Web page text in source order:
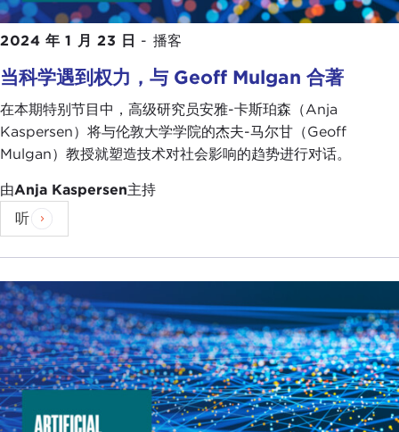
2024 年 1 月 23 日 - 播客
当科学遇到权力，与 Geoff Mulgan 合著
在本期特别节目中，高级研究员安雅-卡斯珀森（Anja
Kaspersen）将与伦敦大学学院的杰夫-马尔甘（Geoff
Mulgan）教授就塑造技术对社会影响的趋势进行对话。
由Anja Kaspersen主持
听